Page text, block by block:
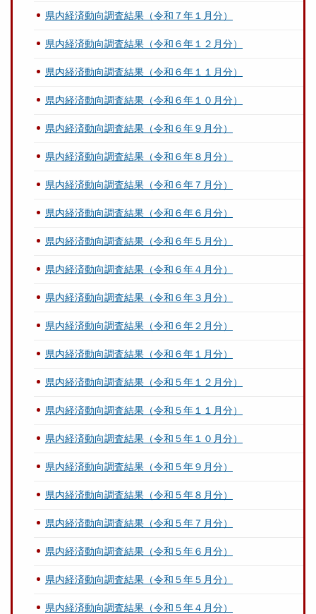
県内経済動向調査結果（令和７年１月分）
県内経済動向調査結果（令和６年１２月分）
県内経済動向調査結果（令和６年１１月分）
県内経済動向調査結果（令和６年１０月分）
県内経済動向調査結果（令和６年９月分）
県内経済動向調査結果（令和６年８月分）
県内経済動向調査結果（令和６年７月分）
県内経済動向調査結果（令和６年６月分）
県内経済動向調査結果（令和６年５月分）
県内経済動向調査結果（令和６年４月分）
県内経済動向調査結果（令和６年３月分）
県内経済動向調査結果（令和６年２月分）
県内経済動向調査結果（令和６年１月分）
県内経済動向調査結果（令和５年１２月分）
県内経済動向調査結果（令和５年１１月分）
県内経済動向調査結果（令和５年１０月分）
県内経済動向調査結果（令和５年９月分）
県内経済動向調査結果（令和５年８月分）
県内経済動向調査結果（令和５年７月分）
県内経済動向調査結果（令和５年６月分）
県内経済動向調査結果（令和５年５月分）
県内経済動向調査結果（令和５年４月分）